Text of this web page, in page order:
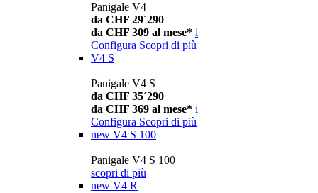
Panigale V4
da CHF 29´290
da CHF 309 al mese* i
Configura Scopri di più
V4 S
Panigale V4 S
da CHF 35´290
da CHF 369 al mese* i
Configura Scopri di più
new V4 S 100
Panigale V4 S 100
scopri di più
new V4 R